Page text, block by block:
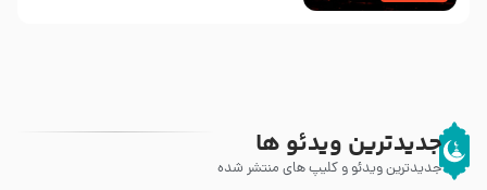
جدیدترین ویدئو ها
جدیدترین ویدئو و کلیپ های منتشر شده